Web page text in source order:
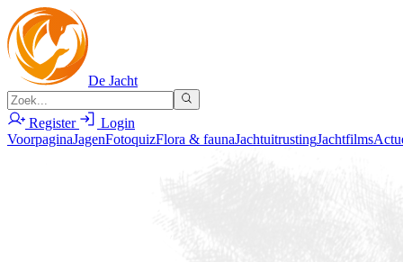
De Jacht
Register
Login
VoorpaginaJagenFotoquizFlora & faunaJachtuitrustingJachtfilms